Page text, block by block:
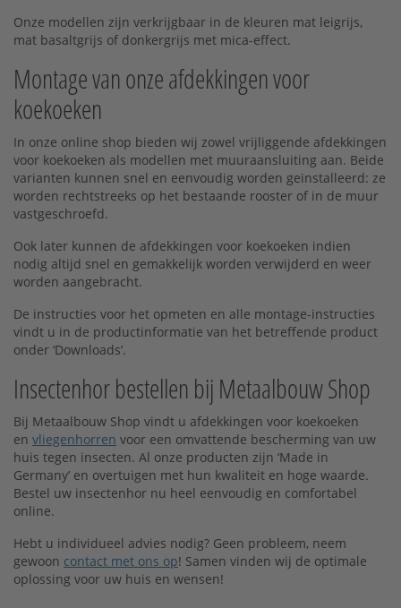
Onze modellen zijn verkrijgbaar in de kleuren mat leigrijs,
mat basaltgrijs of donkergrijs met mica-effect.
Montage van onze afdekkingen voor
koekoeken
In onze online shop bieden wij zowel vrijliggende afdekkingen
voor koekoeken als modellen met muuraansluiting aan. Beide
varianten kunnen snel en eenvoudig worden geïnstalleerd: ze
worden rechtstreeks op het bestaande rooster of in de muur
vastgeschroefd.
Ook later kunnen de afdekkingen voor koekoeken indien
nodig altijd snel en gemakkelijk worden verwijderd en weer
worden aangebracht.
De instructies voor het opmeten en alle montage-instructies
vindt u in de productinformatie van het betreffende product
onder ‘Downloads’.
Insectenhor bestellen bij Metaalbouw Shop
Bij Metaalbouw Shop vindt u afdekkingen voor koekoeken
en vliegenhorren voor een omvattende bescherming van uw
huis tegen insecten. Al onze producten zijn ‘Made in
Germany’ en overtuigen met hun kwaliteit en hoge waarde.
Bestel uw insectenhor nu heel eenvoudig en comfortabel
online.
Hebt u individueel advies nodig? Geen probleem, neem
gewoon contact met ons op! Samen vinden wij de optimale
oplossing voor uw huis en wensen!